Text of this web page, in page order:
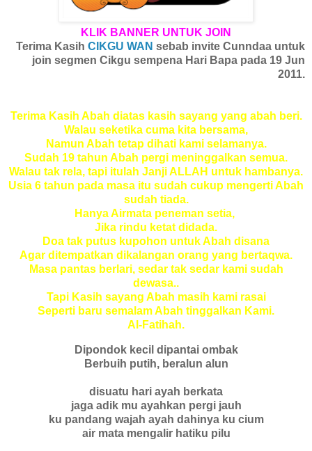
KLIK BANNER UNTUK JOIN
Terima Kasih CIKGU WAN sebab invite Cunndaa untuk
join segmen Cikgu sempena Hari Bapa pada 19 Jun
2011.
Terima Kasih Abah diatas kasih sayang yang abah beri.
Walau seketika cuma kita bersama,
Namun Abah tetap dihati kami selamanya.
Sudah 19 tahun Abah pergi meninggalkan semua.
Walau tak rela, tapi itulah Janji ALLAH untuk hambanya.
Usia 6 tahun pada masa itu sudah cukup mengerti Abah
sudah tiada.
Hanya Airmata peneman setia,
Jika rindu ketat didada.
Doa tak putus kupohon untuk Abah disana
Agar ditempatkan dikalangan orang yang bertaqwa.
Masa pantas berlari, sedar tak sedar kami sudah
dewasa..
Tapi Kasih sayang Abah masih kami rasai
Seperti baru semalam Abah tinggalkan Kami.
Al-Fatihah.
Dipondok kecil dipantai ombak
Berbuih putih, beralun alun
disuatu hari ayah berkata
jaga adik mu ayahkan pergi jauh
ku pandang wajah ayah dahinya ku cium
air mata mengalir hatiku pilu